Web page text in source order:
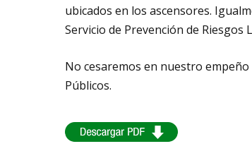
ubicados en los ascensores.
Servicio de Prevención de
No cesaremos en nuestro
Públicos.